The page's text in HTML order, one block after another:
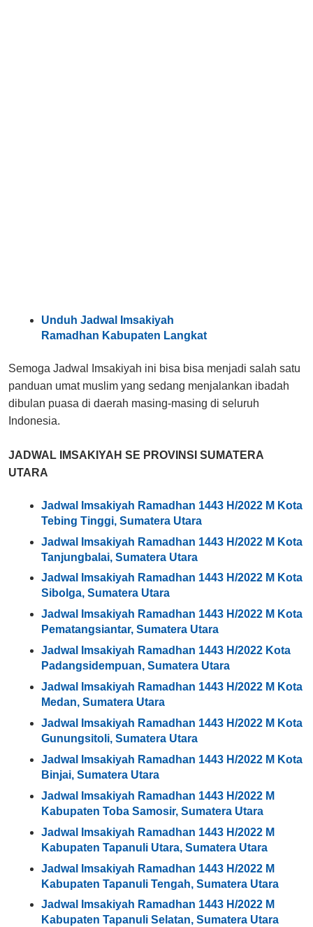
Unduh Jadwal Imsakiyah
Ramadhan Kabupaten Langkat
Semoga Jadwal Imsakiyah ini bisa bisa menjadi salah satu
panduan umat muslim yang sedang menjalankan ibadah
dibulan puasa di daerah masing-masing di seluruh
Indonesia.
JADWAL IMSAKIYAH SE PROVINSI SUMATERA
UTARA
Jadwal Imsakiyah Ramadhan 1443 H/2022 M Kota
Tebing Tinggi, Sumatera Utara
Jadwal Imsakiyah Ramadhan 1443 H/2022 M Kota
Tanjungbalai, Sumatera Utara
Jadwal Imsakiyah Ramadhan 1443 H/2022 M Kota
Sibolga, Sumatera Utara
Jadwal Imsakiyah Ramadhan 1443 H/2022 M Kota
Pematangsiantar, Sumatera Utara
Jadwal Imsakiyah Ramadhan 1443 H/2022 Kota
Padangsidempuan, Sumatera Utara
Jadwal Imsakiyah Ramadhan 1443 H/2022 M Kota
Medan, Sumatera Utara
Jadwal Imsakiyah Ramadhan 1443 H/2022 M Kota
Gunungsitoli, Sumatera Utara
Jadwal Imsakiyah Ramadhan 1443 H/2022 M Kota
Binjai, Sumatera Utara
Jadwal Imsakiyah Ramadhan 1443 H/2022 M
Kabupaten Toba Samosir, Sumatera Utara
Jadwal Imsakiyah Ramadhan 1443 H/2022 M
Kabupaten Tapanuli Utara, Sumatera Utara
Jadwal Imsakiyah Ramadhan 1443 H/2022 M
Kabupaten Tapanuli Tengah, Sumatera Utara
Jadwal Imsakiyah Ramadhan 1443 H/2022 M
Kabupaten Tapanuli Selatan, Sumatera Utara